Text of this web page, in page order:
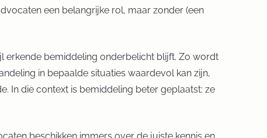
een belangrijke rol, maar zonder (een
erkende bemiddeling onderbelicht blijft. Zo wordt
in bepaalde situaties waardevol kan zijn,
In die context is bemiddeling beter geplaatst: ze